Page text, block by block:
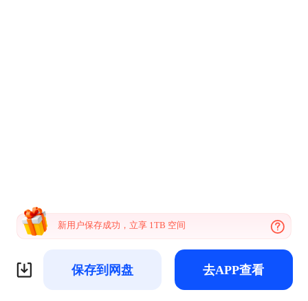
新用户保存成功，立享 1TB 空间
保存到网盘 去APP查看